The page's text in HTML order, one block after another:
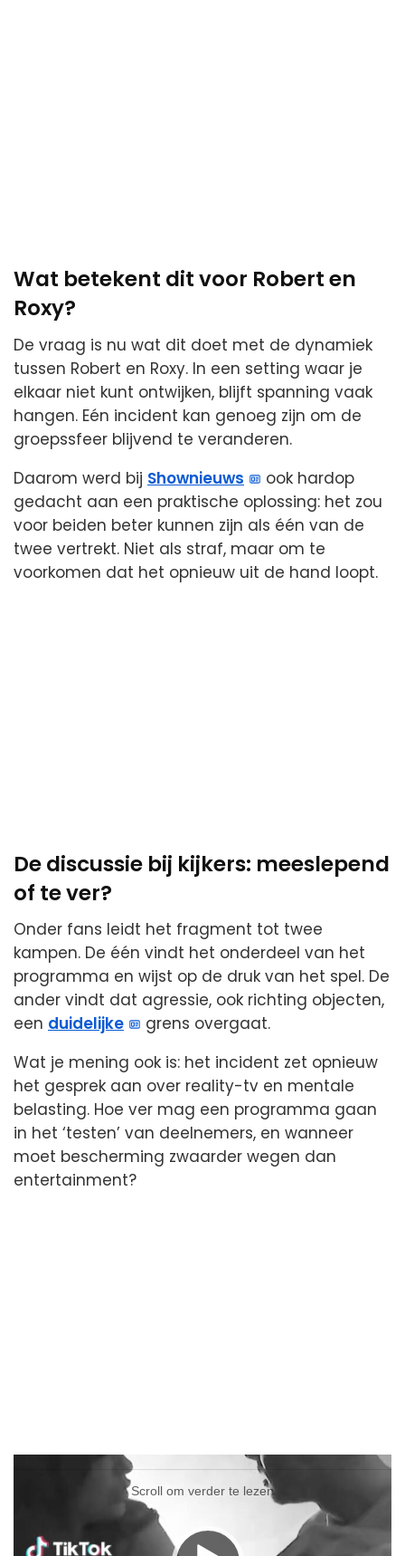
Wat betekent dit voor Robert en
Roxy?
De vraag is nu wat dit doet met de dynamiek
tussen Robert en Roxy. In een setting waar je
elkaar niet kunt ontwijken, blijft spanning vaak
hangen. Eén incident kan genoeg zijn om de
groepssfeer blijvend te veranderen.
Daarom werd bij Shownieuws
ook hardop
gedacht aan een praktische oplossing: het zou
voor beiden beter kunnen zijn als één van de
twee vertrekt. Niet als straf, maar om te
voorkomen dat het opnieuw uit de hand loopt.
De discussie bij kijkers: meeslepend
of te ver?
Onder fans leidt het fragment tot twee
kampen. De één vindt het onderdeel van het
programma en wijst op de druk van het spel. De
ander vindt dat agressie, ook richting objecten,
een duidelijke
grens overgaat.
Wat je mening ook is: het incident zet opnieuw
het gesprek aan over reality-tv en mentale
belasting. Hoe ver mag een programma gaan
in het ‘testen’ van deelnemers, en wanneer
moet bescherming zwaarder wegen dan
entertainment?
Videospeler
Videospeler
Scroll om verder te lezen